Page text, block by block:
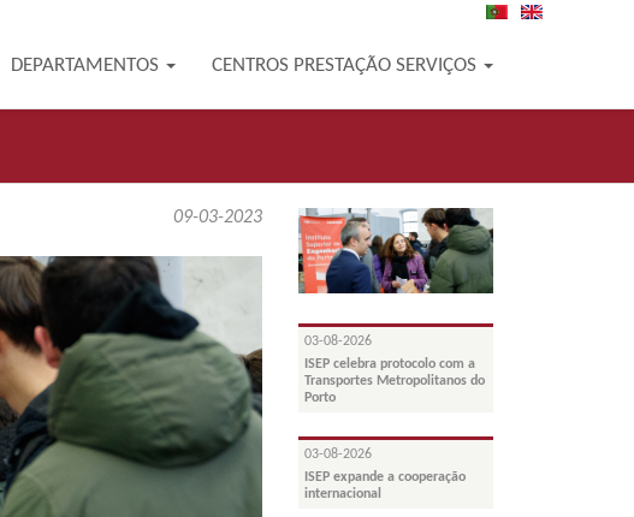
DEPARTAMENTOS CENTROS PRESTAÇÃO SERVIÇOS
PT
09-03-2023
03-08-2026
ISEP celebra protocolo com a
Transportes Metropolitanos do
Porto
03-08-2026
ISEP expande a cooperação
internacional